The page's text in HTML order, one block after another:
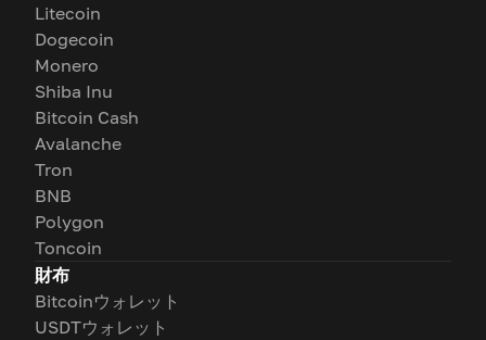
Litecoin
Dogecoin
Monero
Shiba Inu
Bitcoin Cash
Avalanche
Tron
BNB
Polygon
Toncoin
財布
Bitcoinウォレット
USDTウォレット